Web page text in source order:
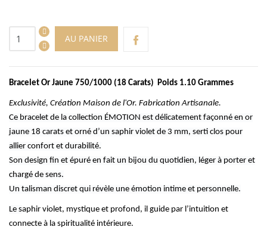
AU PANIER
Bracelet Or Jaune 750/1000 (18 Carats) Poids 1.10 Grammes
Exclusivité, Création Maison de l'Or. Fabrication Artisanale.
Ce bracelet de la collection ÉMOTION est délicatement façonné en or
jaune 18 carats et orné d’un saphir violet de 3 mm, serti clos pour
allier confort et durabilité.
Son design fin et épuré en fait un bijou du quotidien, léger à porter et
chargé de sens.
Un talisman discret qui révèle une émotion intime et personnelle.
Le saphir violet, mystique et profond, il guide par l’intuition et
connecte à la spiritualité intérieure.